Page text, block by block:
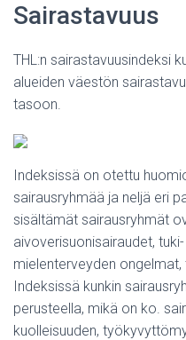
Sairastavuus
THL:n sairastavuusindeksi
alueiden väestön
tasoon.
Indeksissä on otettu
sairausryhmää ja neljä eri
sisältämät sairausryhmät
aivoverisuonisairaudet,
mielenterveyden
Indeksissä kunkin
perusteella, mikä on ko.
kuolleisuuden,